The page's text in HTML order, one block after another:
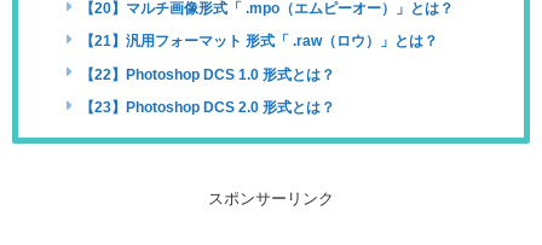
【20】マルチ画像形式「 .mpo（エムピーオー）」とは？
【21】汎用フォーマット 形式「 .raw（ロウ）」とは？
【22】Photoshop DCS 1.0 形式とは？
【23】Photoshop DCS 2.0 形式とは？
スポンサーリンク